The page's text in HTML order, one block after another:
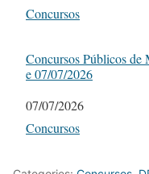
In relation to
Concursos
Concursos Públicos de
e 07/07/2026
Date
07/07/2026
In relation to
Concursos